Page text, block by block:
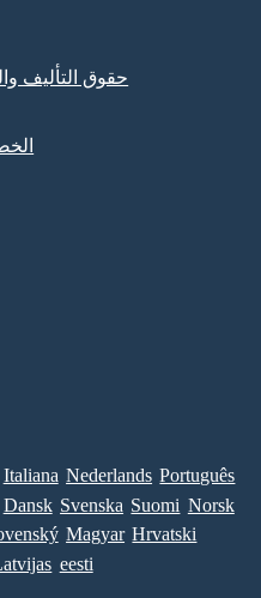
حقوق التأليف
Italiana Nederlands Português
Dansk Svenska Suomi Norsk
Magyar Hrvatski
eesti